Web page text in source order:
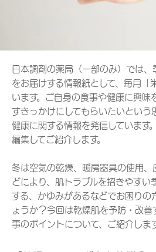
日本調剤の薬局（一部のみ）では、
をお届けする情報紙として、毎月「
います。ご自身の食事や健康に興味
すきっかけにしてもらいたいという
健康に関する情報を発信しています
編集してご紹介します。
冬は空気の乾燥、暖房器具の使用
どにより、肌トラブルを招きやすい
する、かゆみがあるなどでお困りの
ょうか？今回は乾燥肌を予防・改
事のポイントについて、ご紹介します